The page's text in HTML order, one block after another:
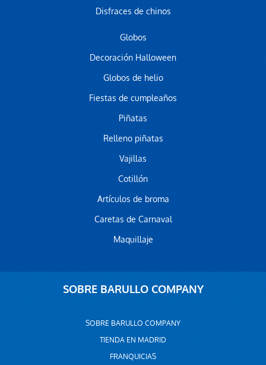
Disfraces de chinos
Globos
Decoración Halloween
Globos de helio
Fiestas de cumpleaños
Piñatas
Relleno piñatas
Vajillas
Cotillón
Artículos de broma
Caretas de Carnaval
Maquillaje
SOBRE BARULLO COMPANY
SOBRE BARULLO COMPANY
TIENDA EN MADRID
FRANQUICIAS